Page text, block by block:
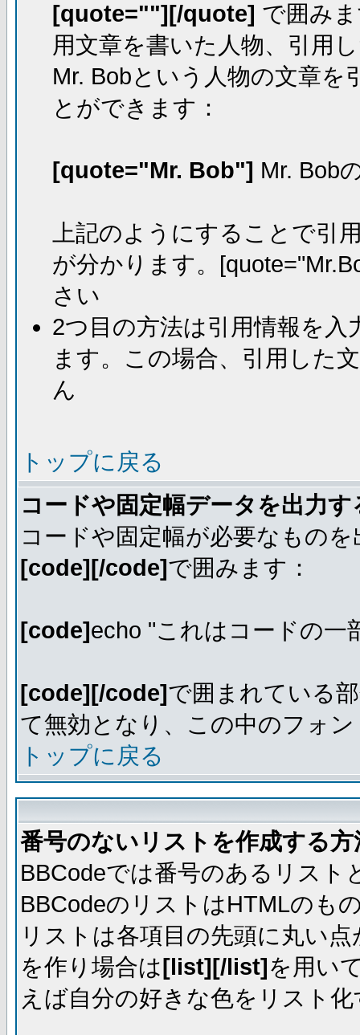
[quote=""][/quote] で囲み
用文章を書いた人物、引用
Mr. Bobという人物の文章
とができます：
[quote="Mr. Bob"] Mr. Bob
上記のようにすることで引
が分かります。
さい
2つ目の方法は引用情報を入
ます。この場合、引用した
ん
トップに戻る
コードや固定幅データを出力す
コードや固定幅が必要なもの
[code][/code]で囲みます：
[code]echo "これはコードの一
[code][/code]で囲まれている
て無効となり、この中のフォ
トップに戻る
番号のないリストを作成する方
BBCodeでは番号のあるリス
BBCodeのリストはHTMLのも
リストは各項目の先頭に丸い
を作り場合は[list][/list]を用い
えば自分の好きな色をリスト